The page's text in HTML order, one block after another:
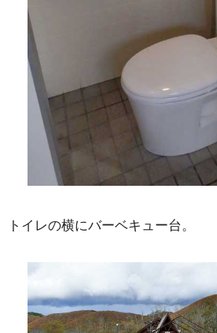
トイレの横にバーベキュー台。